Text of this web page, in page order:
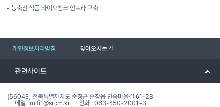
농축산 식품 바이오뱅크 인프라 구축
개인정보처리방침 찾아오시는 길
관련사이트
[56048] 전북특별자치도 순창군 순창읍 민속마을길 61-28
메일 : mifi1@srcm.kr
전화 : 063-650-2001~3